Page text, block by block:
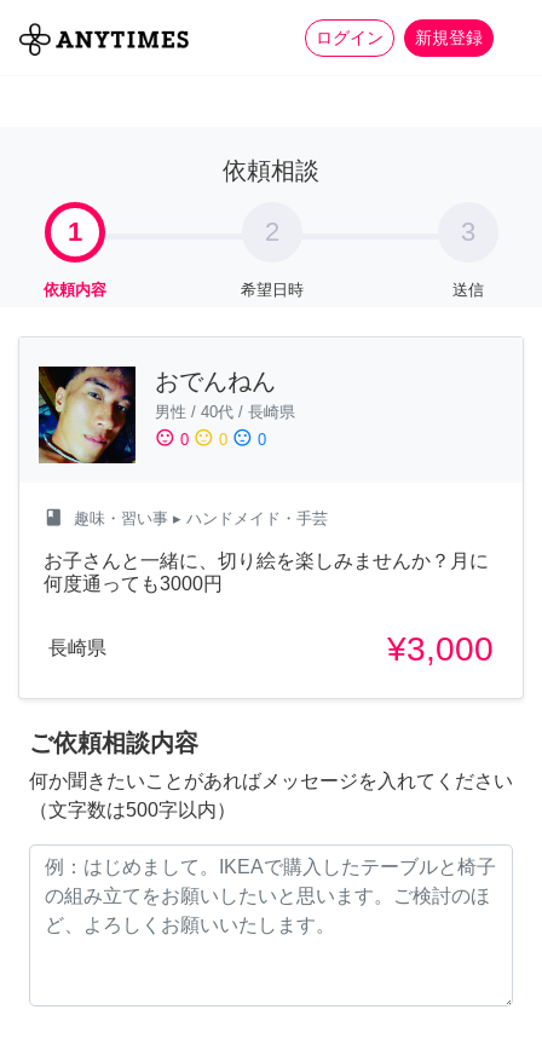
ログイン 新規登録
全て 家事 more_horiz
依頼相談
1
依頼内容
2
希望日時
3
送信
おでんねん
男性 / 40代 / 長崎県
sentiment_satisfied 0 sentiment_neutral 0 sentiment_dissatisfied 0
class 趣味・習い事 ▸ ハンドメイド・手芸
お子さんと一緒に、切り絵を楽しみませんか？月に
何度通っても3000円
長崎県 ¥3,000
ご依頼相談内容
何か聞きたいことがあればメッセージを入れてください
（文字数は500字以内）